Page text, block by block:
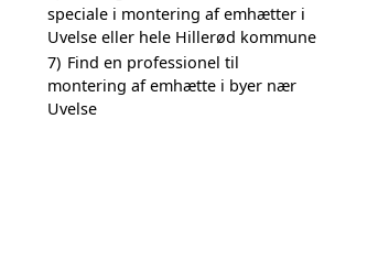
speciale i montering af emhætter i
Uvelse eller hele Hillerød kommune
7) Find en professionel til
montering af emhætte i byer nær
Uvelse